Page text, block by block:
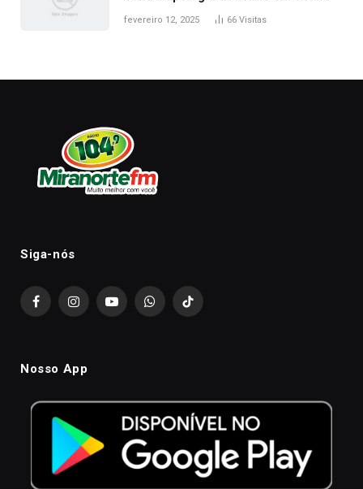
fevereiro 12, 2025 66 Visitas
Siga-nós
FacebookInstagramYouTubeWhatsAppTikTok
Nosso App